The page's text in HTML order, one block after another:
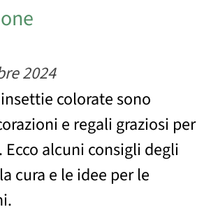
2024
colorate sono
e regali graziosi per
Ecco alcuni consigli degli
cura e le idee per le